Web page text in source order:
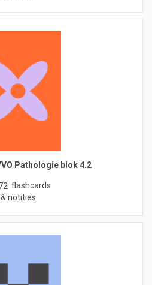
Pathologie blok 4.2
flashcards
& notities